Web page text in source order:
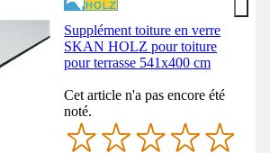
Supplément toiture en verre
SKAN HOLZ pour toiture
pour terrasse 541x400 cm
Cet article n'a pas encore été
noté.